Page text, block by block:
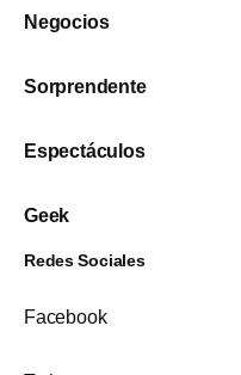
Negocios
Sorprendente
Espectáculos
Geek
Redes Sociales
Facebook